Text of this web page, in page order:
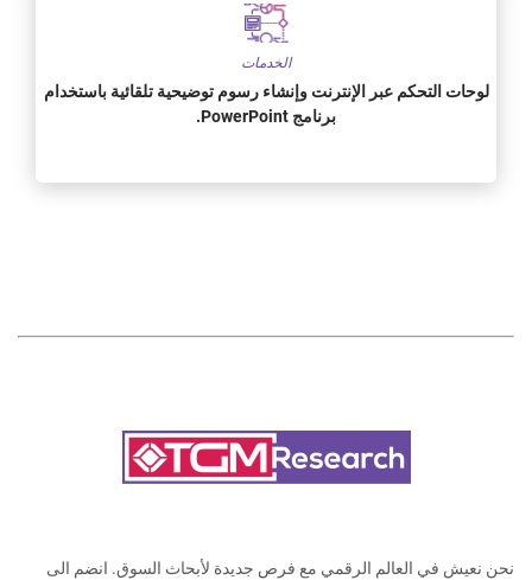
الخدمات
لوحات التحكم عبر الإنترنت وإنشاء رسوم توضيحية تلقائية باستخدام
برنامج PowerPoint.
نحن نعيش في العالم الرقمي مع فرص جديدة لأبحاث السوق. انضم الى